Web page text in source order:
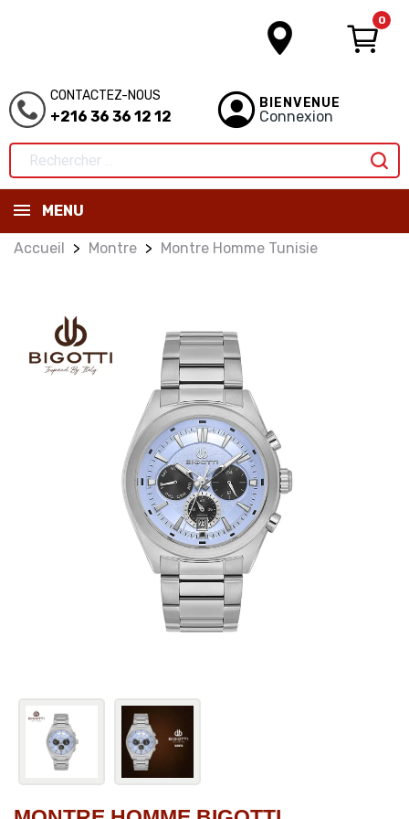
0
CONTACTEZ-NOUS
+216 36 36 12 12
BIENVENUE
Connexion
MENU
Accueil Montre Montre Homme Tunisie